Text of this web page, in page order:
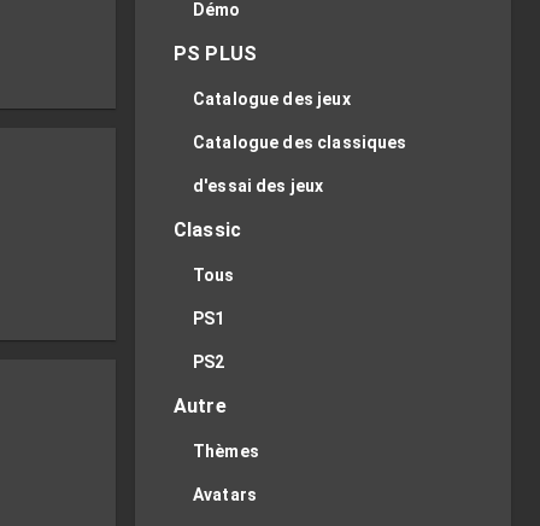
Démo
PS PLUS
Catalogue des jeux
Catalogue des classiques
d'essai des jeux
Classic
Tous
PS1
PS2
Autre
Thèmes
Avatars